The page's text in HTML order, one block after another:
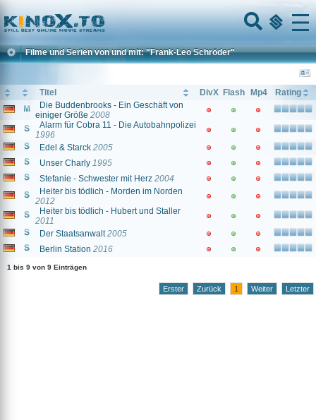
Home
Menu
Filme und Serien von und mit: "Frank-Leo Schröder"
Titel DivX Flash Mp4
Rating
Die Buddenbrooks - Ein Geschäft von
einiger Größe 2008
Alarm für Cobra 11 - Die Autobahnpolizei
1996
Edel & Starck 2005
Unser Charly 1995
Stefanie - Schwester mit Herz 2004
Heiter bis tödlich - Morden im Norden
2012
Heiter bis tödlich - Hubert und Staller
2011
Der Staatsanwalt 2005
Berlin Station 2016
1 bis 9 von 9 Einträgen
Erster Zurück 1 Weiter Letzter